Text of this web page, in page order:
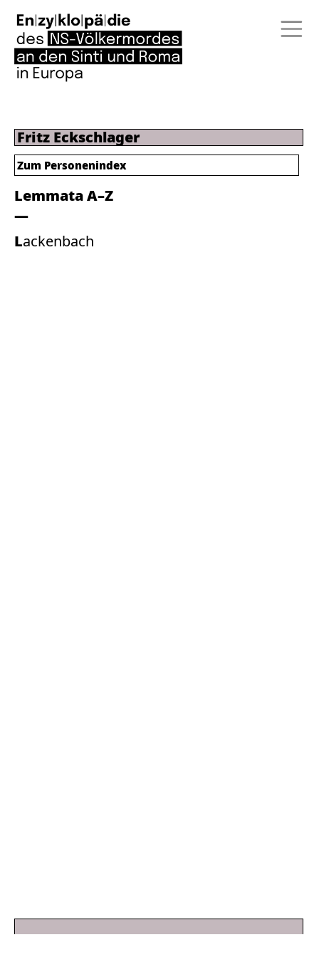
Fritz Eckschlager
Lemmata A–Z
Lackenbach
Zum Personenindex